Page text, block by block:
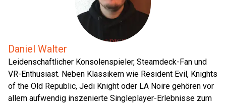
Daniel Walter
Leidenschaftlicher Konsolenspieler, Steamdeck-Fan und
VR-Enthusiast. Neben Klassikern wie Resident Evil, Knights
of the Old Republic, Jedi Knight oder LA Noire gehören vor
allem aufwendig inszenierte Singleplayer-Erlebnisse zum